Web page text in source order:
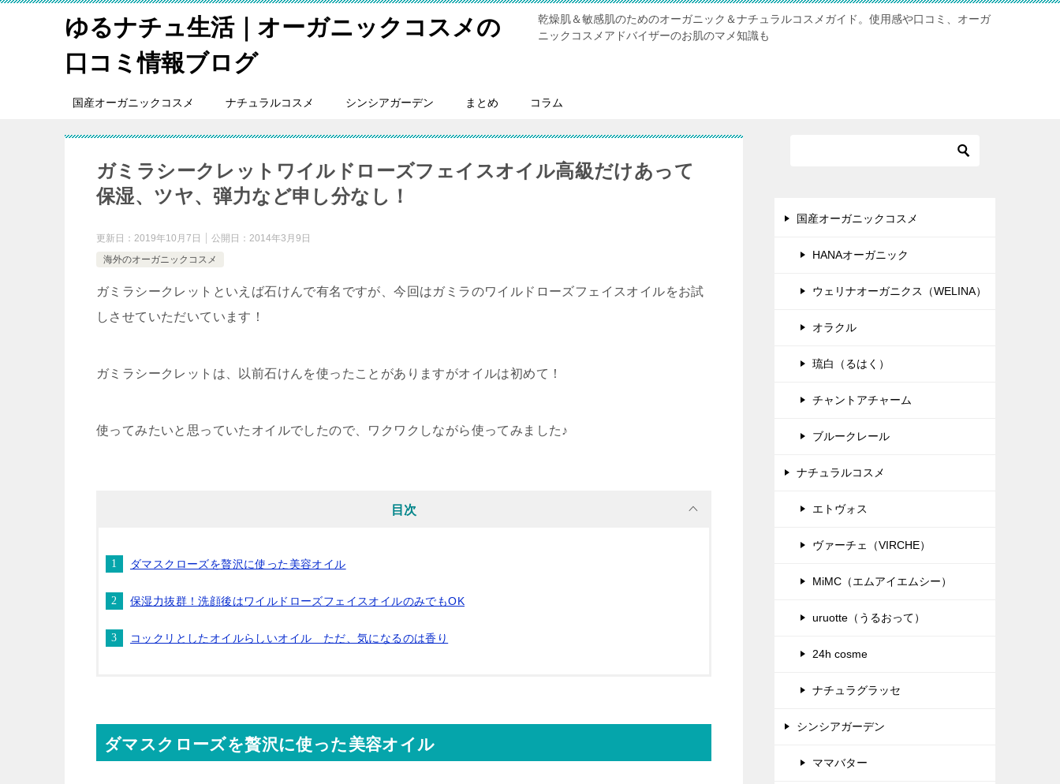
ゆるナチュ生活｜オーガニックコスメの
口コミ情報ブログ
乾燥肌＆敏感肌のためのオーガニック＆ナチュラルコスメガイド。使用感や口コミ、オーガ
ニックコスメアドバイザーのお肌のマメ知識も
国産オーガニックコスメ ナチュラルコスメ シンシアガーデン まとめ コラム
ガミラシークレットワイルドローズフェイスオイル高級だけあって
保湿、ツヤ、弾力など申し分なし！
更新日： 2019年10月7日 公開日： 2014年3月9日
海外のオーガニックコスメ
ガミラシークレットといえば石けんで有名ですが、今回はガミラのワイルドローズフェイスオイルをお試
しさせていただいています！
ガミラシークレットは、以前石けんを使ったことがありますがオイルは初めて！
使ってみたいと思っていたオイルでしたので、ワクワクしながら使ってみました♪
目次
ダマスクローズを贅沢に使った美容オイル
保湿力抜群！洗顔後はワイルドローズフェイスオイルのみでもOK
コックリとしたオイルらしいオイル ただ、気になるのは香り
ダマスクローズを贅沢に使った美容オイル
国産オーガニックコスメ
HANAオーガニック
ウェリナオーガニクス（WELINA）
オラクル
琉白（るはく）
チャントアチャーム
ブルークレール
ナチュラルコスメ
エトヴォス
ヴァーチェ（VIRCHE）
MiMC（エムアイエムシー）
uruotte（うるおって）
24h cosme
ナチュラグラッセ
シンシアガーデン
ママバター